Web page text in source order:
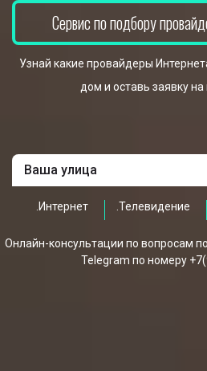
Сервис по подбору
Узнай какие провайдеры
дом и оставь заявку
.Интернет .Телевидение
Онлайн-консультации по вопросам
Telegram по номеру